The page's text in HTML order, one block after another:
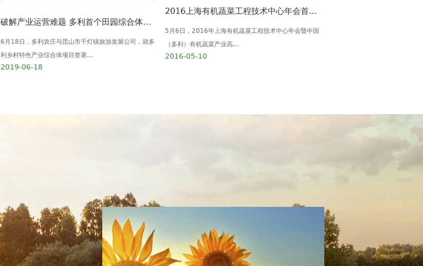
破解产业运营难题 多利首个田园综合体品牌输出项目定鼎昆山
6月18日，多利农庄与昆山市千灯镇旅游发展公司，就多
利乡村特色产业综合体项目签署...
2019-06-18
2016上海有机蔬菜工程技术中心年会首次走进成都
5月6日，2016年上海有机蔬菜工程技术中心年会暨中国
（多利）有机蔬菜产业高...
2016-05-10